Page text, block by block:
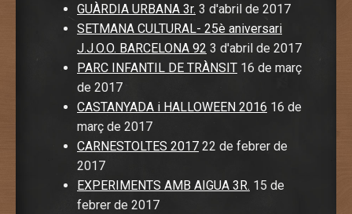
GUÀRDIA URBANA 3r. 3 d'abril de 2017
SETMANA CULTURAL- 25è aniversari
J.J.O.O. BARCELONA 92 3 d'abril de 2017
PARC INFANTIL DE TRÀNSIT 16 de març
de 2017
CASTANYADA i HALLOWEEN 2016 16 de
març de 2017
CARNESTOLTES 2017 22 de febrer de
2017
EXPERIMENTS AMB AIGUA 3R. 15 de
febrer de 2017